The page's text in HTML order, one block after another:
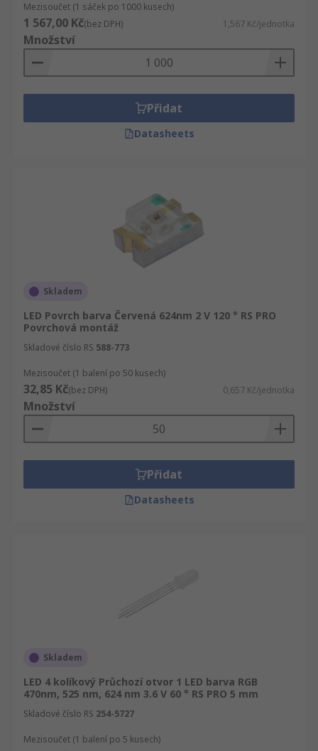
Mezisoučet (1 sáček po 1000 kusech)
1 567,00 Kč(bez DPH) 1,567 Kč/jednotka
Množství
Přidat
Datasheets
Skladem
LED Povrch barva Červená 624nm 2 V 120 ° RS PRO
Povrchová montáž
Skladové číslo RS 588-773
Mezisoučet (1 balení po 50 kusech)
32,85 Kč(bez DPH) 0,657 Kč/jednotka
Množství
Přidat
Datasheets
Skladem
LED 4 kolíkový Průchozí otvor 1 LED barva RGB
470nm, 525 nm, 624 nm 3.6 V 60 ° RS PRO 5 mm
Skladové číslo RS 254-5727
Mezisoučet (1 balení po 5 kusech)